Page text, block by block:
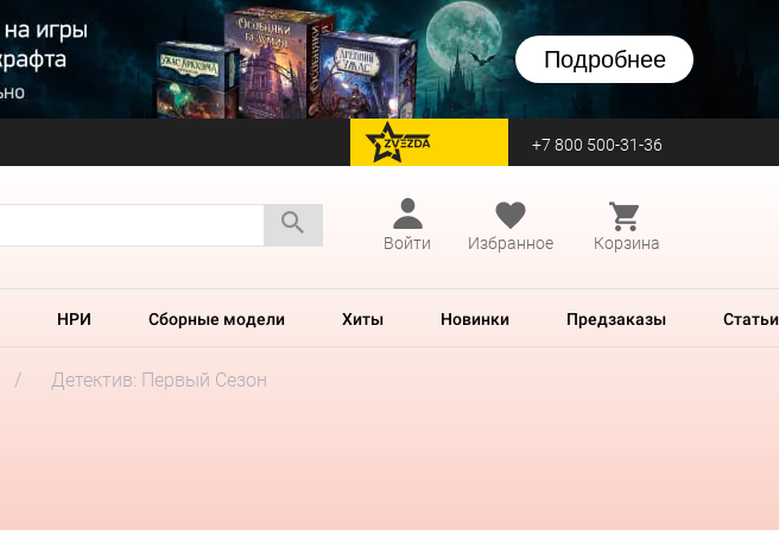
Подробнее
перейти на Zvezda +7 800 500-31-36
Войти
Избранное Корзина
НРИ Сборные модели Хиты Новинки Предзаказы Статьи
Детектив: Первый Сезон